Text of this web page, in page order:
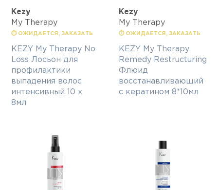
Kezy
My Therapy
⏱ ОЖИДАЕТСЯ, ЗАКАЗАТЬ
KEZY My Therapy No
Loss Лосьон для
профилактики
выпадения волос
интенсивный 10 х
8мл
Kezy
My Therapy
⏱ ОЖИДАЕТСЯ, ЗАКАЗАТЬ
KEZY My Therapy
Remedy Restructuring
Флюид
восстанавливающий
с кератином 8*10мл